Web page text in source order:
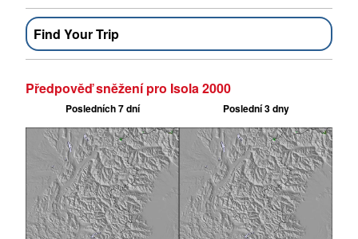
Find Your Trip
Předpověď sněžení pro Isola 2000
Posledních 7 dní Poslední 3 dny